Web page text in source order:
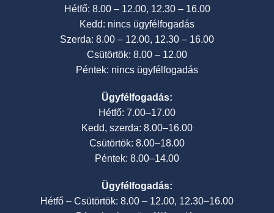
Hétfő: 8.00 – 12.00, 12.30 – 16.00
Kedd: nincs ügyfélfogadás
Szerda: 8.00 – 12.00, 12.30 – 16.00
Csütörtök: 8.00 – 12.00
Péntek: nincs ügyfélfogadás
Ügyfélfogadás:
Hétfő: 7.00–17.00
Kedd, szerda: 8.00–16.00
Csütörtök: 8.00–18.00
Péntek: 8.00–14.00
Ügyfélfogadás:
Hétfő – Csütörtök: 8.00 – 12.00, 12.30–16.00